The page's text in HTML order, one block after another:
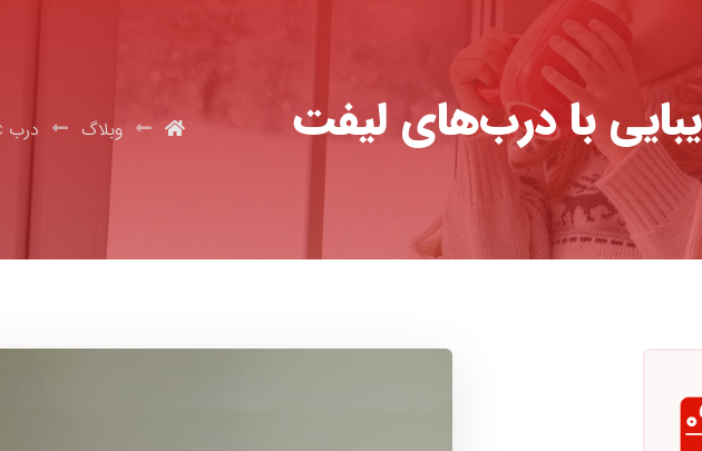
با درب‌های لیفت
وبلاگ درب upvc